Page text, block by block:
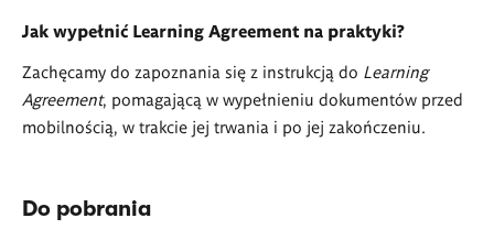
Jak wypełnić Learning Agreement na praktyki?
Zachęcamy do zapoznania się z instrukcją do Learning
Agreement, pomagającą w wypełnieniu dokumentów przed
mobilnością, w trakcie jej trwania i po jej zakończeniu.
Do pobrania